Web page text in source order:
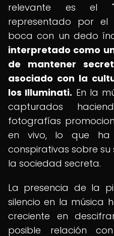
relevante es el
representado por
boca con un dedo
interpretado como
de mantener
asociado con la
los Illuminati. En la
capturados
fotografías
en vivo, lo que ha
conspirativas sobre
la sociedad secreta.
La presencia de la
silencio en la música
creciente en
posible relación